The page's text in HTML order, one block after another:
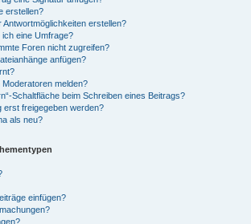
erstellen?
erstellen?
eine Umfrage?
Foren nicht zugreifen?
anfügen?
melden?
Schaltfläche beim Schreiben eines Beitrags?
erst freigegeben werden?
als neu?
einfügen?